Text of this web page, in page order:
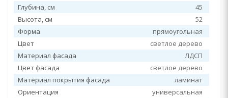
Глубина, см
45
Высота, см
52
Форма
прямоугольная
Цвет
светлое дерево
Материал фасада
ЛДСП
Цвет фасада
светлое дерево
Материал покрытия фасада
ламинат
Ориентация
универсальная